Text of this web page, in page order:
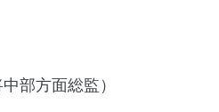
部方面総監）